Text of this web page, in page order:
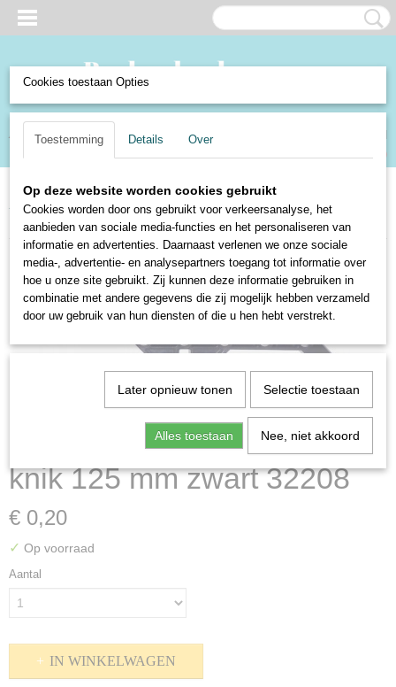
Inloggen Registreren
(0)
Home>Speelgoed en Spellen>Speelgoed>Constructiemateriaal
Znap>Lego Znap - Draagbalk met knik 125 mm zwart 32208
Lego Znap - Draagbalk met
knik 125 mm zwart 32208
€ 0,20
✓ Op voorraad
Aantal
IN WINKELWAGEN
Cookies toestaan Opties
Toestemming Details Over
Op deze website worden cookies gebruikt
Cookies worden door ons gebruikt voor verkeersanalyse, het
aanbieden van sociale media-functies en het personaliseren van
informatie en advertenties. Daarnaast verlenen we onze sociale
media-, advertentie- en analysepartners toegang tot informatie over
hoe u onze site gebruikt. Zij kunnen deze informatie gebruiken in
combinatie met andere gegevens die zij mogelijk hebben verzameld
door uw gebruik van hun diensten of die u hen hebt verstrekt.
Later opnieuw tonen Selectie toestaan
Alles toestaan Nee, niet akkoord